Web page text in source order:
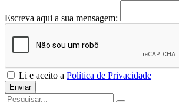
Escreva aqui a sua mensagem:
Li e aceito a Política de Privacidade
Enviar